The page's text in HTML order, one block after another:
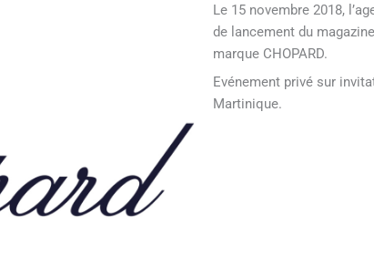
Le 15 novembre 2018,
de lancement du
marque CHOPARD.
Evénement privé sur
Martinique.